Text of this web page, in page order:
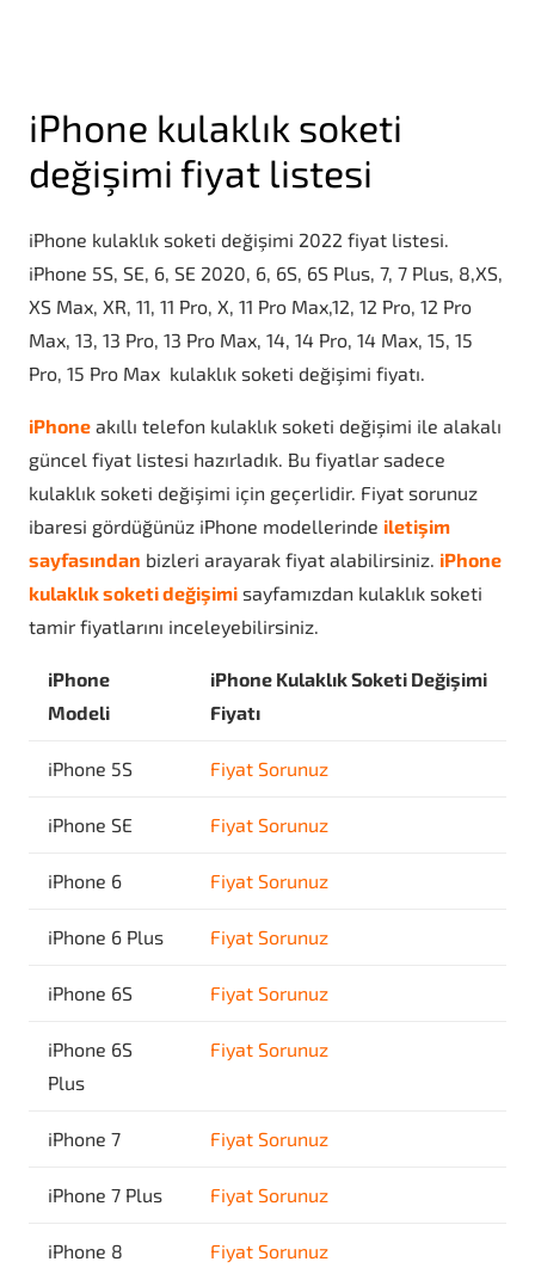
iPhone kulaklık soketi
değişimi fiyat listesi
iPhone kulaklık soketi değişimi 2022 fiyat listesi.
iPhone 5S, SE, 6, SE 2020, 6, 6S, 6S Plus, 7, 7 Plus, 8,XS,
XS Max, XR, 11, 11 Pro, X, 11 Pro Max,12, 12 Pro, 12 Pro
Max, 13, 13 Pro, 13 Pro Max, 14, 14 Pro, 14 Max, 15, 15
Pro, 15 Pro Max kulaklık soketi değişimi fiyatı.
iPhone akıllı telefon kulaklık soketi değişimi ile alakalı
güncel fiyat listesi hazırladık. Bu fiyatlar sadece
kulaklık soketi değişimi için geçerlidir. Fiyat sorunuz
ibaresi gördüğünüz iPhone modellerinde iletişim
sayfasından bizleri arayarak fiyat alabilirsiniz. iPhone
kulaklık soketi değişimi sayfamızdan kulaklık soketi
tamir fiyatlarını inceleyebilirsiniz.
iPhone
Modeli
iPhone Kulaklık Soketi Değişimi
Fiyatı
iPhone 5S Fiyat Sorunuz
iPhone SE Fiyat Sorunuz
iPhone 6 Fiyat Sorunuz
iPhone 6 Plus Fiyat Sorunuz
iPhone 6S Fiyat Sorunuz
iPhone 6S
Plus
Fiyat Sorunuz
iPhone 7 Fiyat Sorunuz
iPhone 7 Plus Fiyat Sorunuz
iPhone 8 Fiyat Sorunuz